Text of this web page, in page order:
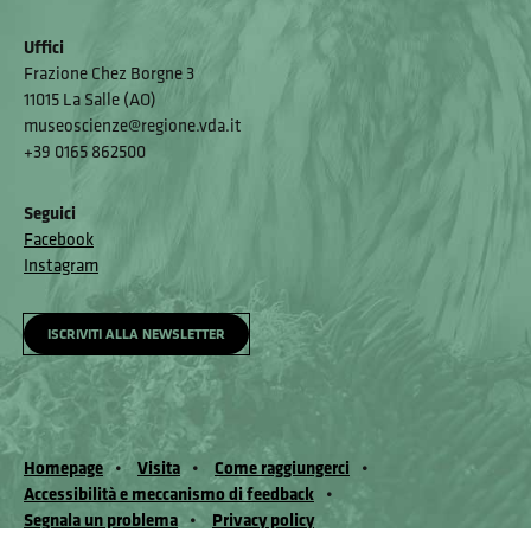
Uffici
Frazione Chez Borgne 3
11015 La Salle (AO)
museoscienze@regione.vda.it
+39 0165 862500
Seguici
Facebook
Instagram
ISCRIVITI ALLA NEWSLETTER
Homepage Visita
Come raggiungerci
Accessibilità e meccanismo di feedback
Segnala un problema
Privacy policy